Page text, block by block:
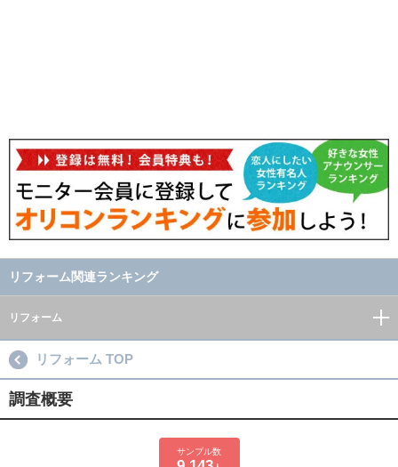
リフォーム関連ランキング
リフォーム
リフォーム TOP
調査概要
サンプル数